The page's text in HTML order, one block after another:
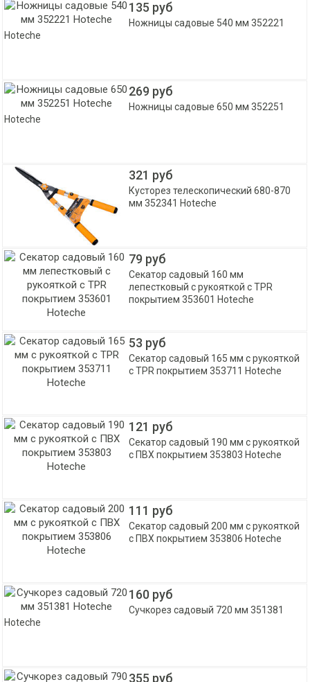
135 руб
Ножницы садовые 540 мм 352221
Hoteche
269 руб
Ножницы садовые 650 мм 352251
Hoteche
321 руб
Кусторез телескопический 680-870
мм 352341 Hoteche
79 руб
Секатор садовый 160 мм
лепестковый с рукояткой с TPR
покрытием 353601 Hoteche
53 руб
Секатор садовый 165 мм с рукояткой
с TPR покрытием 353711 Hoteche
121 руб
Секатор садовый 190 мм с рукояткой
с ПВХ покрытием 353803 Hoteche
111 руб
Секатор садовый 200 мм с рукояткой
с ПВХ покрытием 353806 Hoteche
160 руб
Сучкорез садовый 720 мм 351381
Hoteche
355 руб